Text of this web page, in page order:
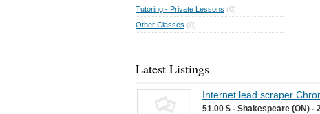
Tutoring - Private Lessons (0)
Other Classes (0)
Latest Listings
Internet lead scraper
51.00 $ - Shakespeare (ON) -